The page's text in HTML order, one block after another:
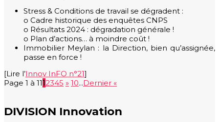
Stress & Conditions de travail se dégradent :
o Cadre historique des enquêtes CNPS
o Résultats 2024 : dégradation générale !
o Plan d’actions… à moindre coût !
Immobilier Meylan : la Direction, bien qu’assignée,
passe en force !
[Lire l’Innov InFO n°21]
Page 1 à 1112345 » 10...Dernier «
DIVISION Innovation